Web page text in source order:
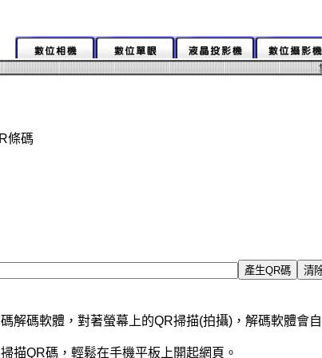
條碼
解碼軟體，對著螢幕上的QR掃描(拍攝)，解碼軟體會
描QR碼，輕鬆在手機平板上開起網頁。